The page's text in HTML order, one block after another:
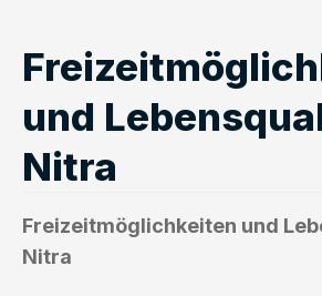
und
Nitra
Freizeitmöglichkeiten und
Nitra